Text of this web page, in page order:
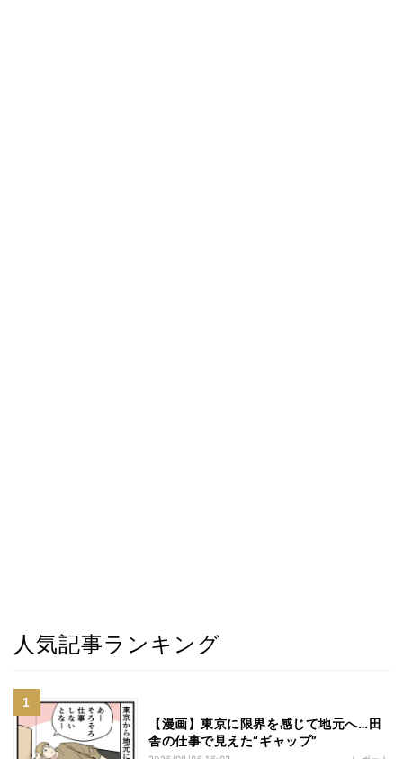
人気記事ランキング
【漫画】東京に限界を感じて地元へ…田
舎の仕事で見えた“ギャップ”